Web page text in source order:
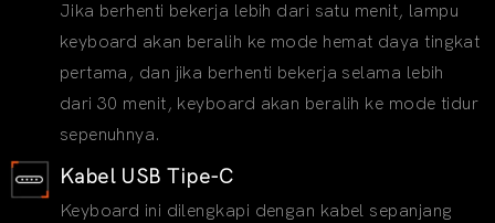
Jika berhenti bekerja lebih dari satu menit, lampu
keyboard akan beralih ke mode hemat daya tingkat
pertama, dan jika berhenti bekerja selama lebih
dari 30 menit, keyboard akan beralih ke mode tidur
sepenuhnya.
Kabel USB Tipe-C
Keyboard ini dilengkapi dengan kabel sepanjang